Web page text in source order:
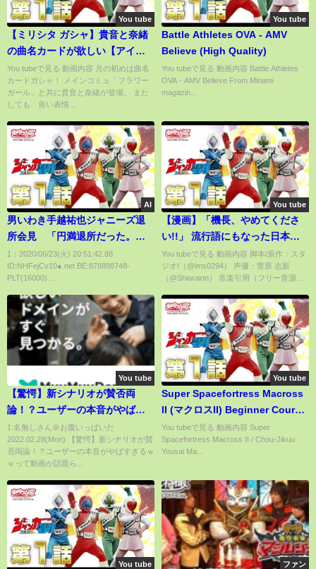
You tube
【ミリシタ ガシャ】貴音と奈緒
の曲名カードが欲しい【アイマ
ス】
You tubeで見る 動画内容 月の初めは曲名
カードガシャ！ メインコミュ「フラワー
ガール」と共に貴音と奈緒が登場。 また
しても、良い表情...
You tube
Battle Athletes OVA - AMV
Believe (High Quality)
You tubeで見る 動画内容 Battle Athletes
OVA - AMV Believe From Minami
magazin...
AI
男いわき手越祐也ジャニーズ退
所会見 「円満退所だった。許
されるのであれば『イッテQ!』
に出たい出たい出たい病」昭恵
パワー夫人パワーがあれば許さ
れるＹＯーＹＯＵＴＵＢＥラン
キング出たい
1：2020/06/23(火) 20:51:42.88
ID:NHFejCv10●.net BE:878898748-
PLT(16000) ...
You tube
【漫画】「機長、やめてくださ
い!!」 流行語にもなった日本航
空350便墜落事故【実話】
You tubeで見る 動画内容 脚本/原作：スタ
ジオI（@ims0294） 声優：菅原 志新
（@Shiaraion） 音楽引用（フリー音源...
You tube
【驚愕】新シナリオが賛否両
論！？ユーザーの本音がやばす
ぎるｗｗ
1:名無しさん＠お腹いっぱいだ
2022.02.28(Mon) 【驚愕】新シナリオが賛
否両論！？ユーザーの本音がやばすぎるｗ
ｗって動画が話題ら...
You tube
Super Spacefortress Macross
II (マクロスII) Beginner Course
- 2.832.020 by DYO (autofire)
You tubeで見る 動画内容 Super
Spacefortress Macross II / Chou-Jikuu
Yousai Ma...
You tube ファン